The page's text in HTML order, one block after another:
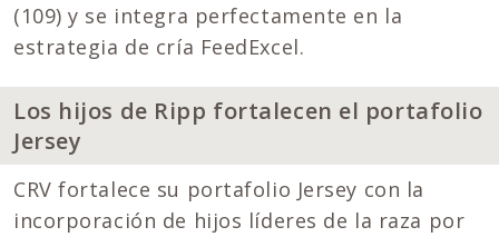
(109) y se integra perfectamente en la
estrategia de cría FeedExcel.
Los hijos de Ripp fortalecen el portafolio
Jersey
CRV fortalece su portafolio Jersey con la
incorporación de hijos líderes de la raza por